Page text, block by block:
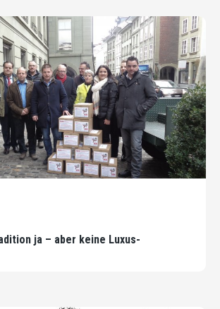
ja – aber keine Luxus-